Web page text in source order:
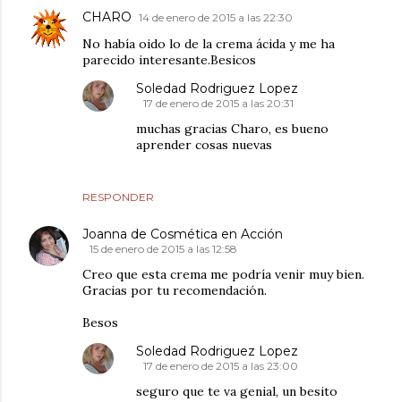
CHARO 14 de enero de 2015 a las 22:30
No había oido lo de la crema ácida y me ha
parecido interesante.Besicos
RESPONDER
Soledad Rodriguez Lopez
17 de enero de 2015 a las 20:31
muchas gracias Charo, es bueno
aprender cosas nuevas
Joanna de Cosmética en Acción
15 de enero de 2015 a las 12:58
Creo que esta crema me podría venir muy bien.
Gracias por tu recomendación.
Besos
Soledad Rodriguez Lopez
17 de enero de 2015 a las 23:00
seguro que te va genial, un besito